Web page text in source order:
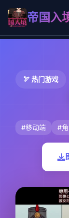
帝国入
🏹 热门游戏
#移动端 #